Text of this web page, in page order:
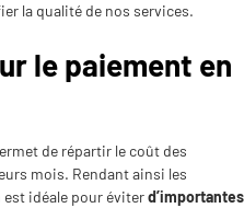
la qualité de nos services.
le paiement en
de répartir le coût des
mois. Rendant ainsi les
idéale pour éviterd’importantes